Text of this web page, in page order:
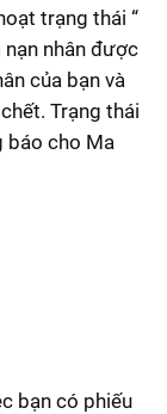
trạng thái “
nhân được
của bạn và
Trạng thái
báo cho Ma
bạn có phiếu